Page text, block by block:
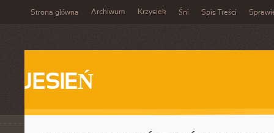
Strona główna Archiwum Krzysiek Śni Spis Treści
JESIEŃ